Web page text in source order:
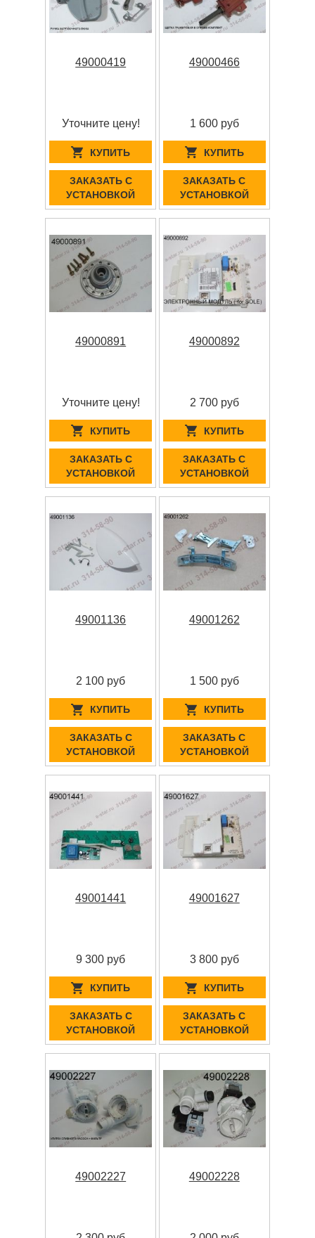
49000419
Уточните цену!
КУПИТЬ
ЗАКАЗАТЬ С
УСТАНОВКОЙ
49000466
1 600 руб
КУПИТЬ
ЗАКАЗАТЬ С
УСТАНОВКОЙ
49000891
Уточните цену!
КУПИТЬ
ЗАКАЗАТЬ С
УСТАНОВКОЙ
49000892
2 700 руб
КУПИТЬ
ЗАКАЗАТЬ С
УСТАНОВКОЙ
49001136
2 100 руб
КУПИТЬ
ЗАКАЗАТЬ С
УСТАНОВКОЙ
49001262
1 500 руб
КУПИТЬ
ЗАКАЗАТЬ С
УСТАНОВКОЙ
49001441
9 300 руб
КУПИТЬ
ЗАКАЗАТЬ С
УСТАНОВКОЙ
49001627
3 800 руб
КУПИТЬ
ЗАКАЗАТЬ С
УСТАНОВКОЙ
49002227 49002228